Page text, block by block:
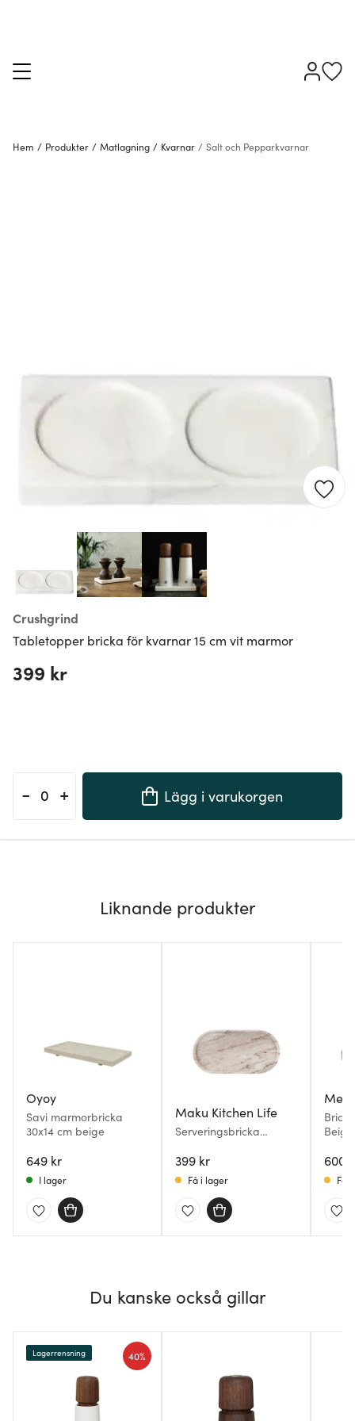
Hem / Produkter / Matlagning / Kvarnar / Salt och Pepparkvarnar
Crushgrind
Tabletopper bricka för kvarnar 15 cm vit marmor
399 kr
- + Lägg i varukorgen
Liknande produkter
Oyoy
Savi marmorbricka
30x14 cm beige
649 kr
I lager
Maku Kitchen Life
Serveringsbricka
399 kr
Få i lager
Beige
600
Få
Du kanske också gillar
40%
Lagerrensning